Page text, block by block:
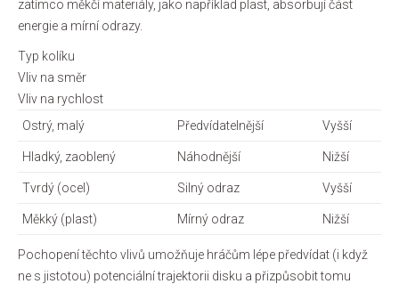
zatímco měkčí materiály, jako například plast, absorbují část
energie a mírní odrazy.
Typ kolíku
Vliv na směr
Vliv na rychlost
Ostrý, malý
Předvídatelnější Vyšší
Hladký, zaoblený Náhodnější Nižší
Tvrdý (ocel) Silný odraz Vyšší
Měkký (plast) Mírný odraz Nižší
Pochopení těchto vlivů umožňuje hráčům lépe předvídat (i když
ne s jistotou) potenciální trajektorii disku a přizpůsobit tomu